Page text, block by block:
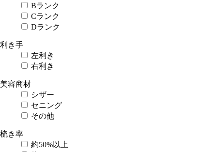
会員登録
ログイン
会社概要
お気に入り
カートを見る
Menu
詳細検索
キーワード
価格帯(税込)
Bランク
Cランク
Dランク
利き手
左利き
右利き
美容商材
シザー
セニング
その他
梳き率
約50%以上